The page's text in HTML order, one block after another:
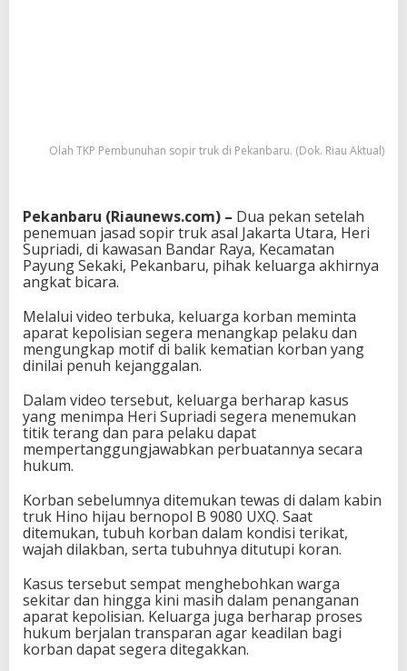
Olah TKP Pembunuhan sopir truk di Pekanbaru. (Dok. Riau Aktual)
Pekanbaru (Riaunews.com) – Dua pekan setelah
penemuan jasad sopir truk asal Jakarta Utara, Heri
Supriadi, di kawasan Bandar Raya, Kecamatan
Payung Sekaki, Pekanbaru, pihak keluarga akhirnya
angkat bicara.
Melalui video terbuka, keluarga korban meminta
aparat kepolisian segera menangkap pelaku dan
mengungkap motif di balik kematian korban yang
dinilai penuh kejanggalan.
Dalam video tersebut, keluarga berharap kasus
yang menimpa Heri Supriadi segera menemukan
titik terang dan para pelaku dapat
mempertanggungjawabkan perbuatannya secara
hukum.
Korban sebelumnya ditemukan tewas di dalam kabin
truk Hino hijau bernopol B 9080 UXQ. Saat
ditemukan, tubuh korban dalam kondisi terikat,
wajah dilakban, serta tubuhnya ditutupi koran.
Kasus tersebut sempat menghebohkan warga
sekitar dan hingga kini masih dalam penanganan
aparat kepolisian. Keluarga juga berharap proses
hukum berjalan transparan agar keadilan bagi
korban dapat segera ditegakkan.